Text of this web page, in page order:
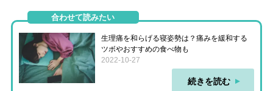
合わせて読みたい
生理痛を和らげる寝姿勢は？痛みを緩和する
ツボやおすすめの食べ物も
2022-10-27
続きを読む